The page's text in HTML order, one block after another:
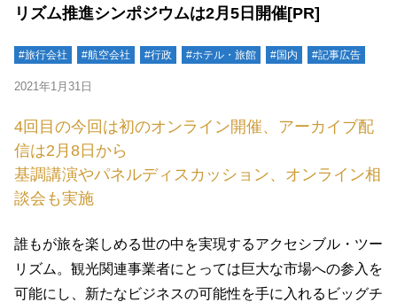
リズム推進シンポジウムは2月5日開催[PR]
#旅行会社 #航空会社 #行政 #ホテル・旅館 #国内 #記事広告
2021年1月31日
4回目の今回は初のオンライン開催、アーカイブ配
信は2月8日から
基調講演やパネルディスカッション、オンライン相
談会も実施
誰もが旅を楽しめる世の中を実現するアクセシブル・ツー
リズム。観光関連事業者にとっては巨大な市場への参入を
可能にし、新たなビジネスの可能性を手に入れるビッグチ